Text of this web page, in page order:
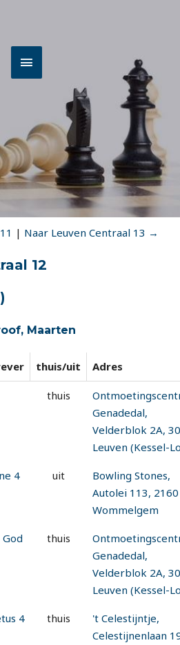
| Naar Leuven Centraal 13 →
12
Maarten
thuis/uit Adres
thuis
Genadedal,
Velderblok 2A,
Leuven (Kessel-
4 uit
Bowling Stones,
Autolei 113, 2160
Wommelgem
thuis
Genadedal,
Velderblok 2A,
Leuven (Kessel-
4 thuis
't Celestijntje,
Celestijnenlaan